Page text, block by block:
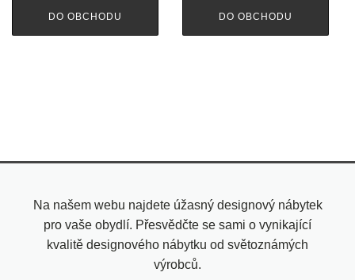
DO OBCHODU DO OBCHODU
Na našem webu najdete úžasný designový nábytek
pro vaše obydlí. Přesvědčte se sami o vynikající
kvalitě designového nábytku od světoznámých
výrobců.